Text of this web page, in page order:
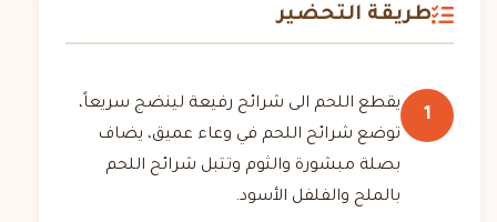
طريقة التحضير
1
يقطع اللحم الى شرائح رفيعة لينضج سريعاً،
توضع شرائح اللحم في وعاء عميق، يضاف
بصلة مبشورة والثوم وتتبل شرائح اللحم
بالملح والفلفل الأسود.